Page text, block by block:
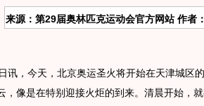
来源：第29届奥林匹克运动会官方网站 作者
，今天，北京奥运圣火将开始在天津城区
，像是在特别迎接火炬的到来。清晨开始，